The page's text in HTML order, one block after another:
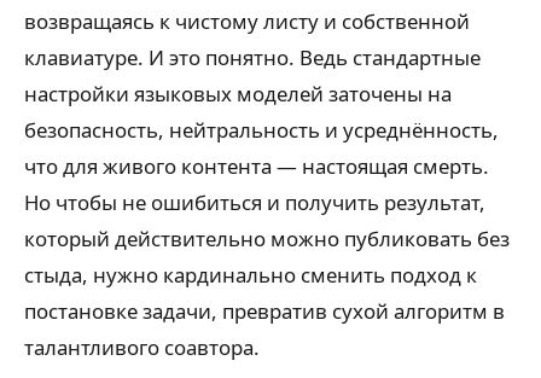
возвращаясь к чистому листу и собственной
клавиатуре. И это понятно. Ведь стандартные
настройки языковых моделей заточены на
безопасность, нейтральность и усреднённость,
что для живого контента — настоящая смерть.
Но чтобы не ошибиться и получить результат,
который действительно можно публиковать без
стыда, нужно кардинально сменить подход к
постановке задачи, превратив сухой алгоритм в
талантливого соавтора.